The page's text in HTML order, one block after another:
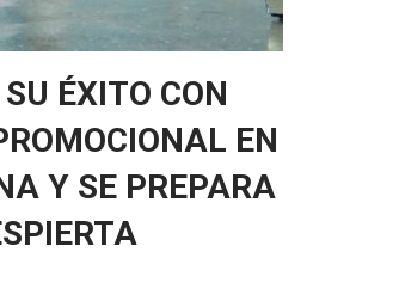
ÉXITO CON
EN
Y SE PREPARA